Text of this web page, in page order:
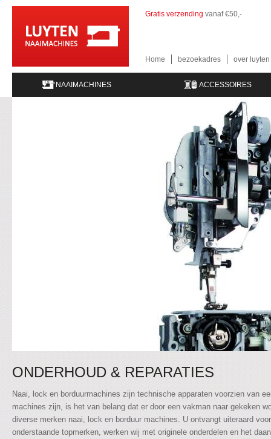
Gratis verzending vanaf €50,-
Home bezoekadres over
NAAIMACHINES ACCESSOIRES
ONDERHOUD & REPARATIES
Naai, lock en borduurmachines zijn technische apparaten voorzien van
machines zijn, is het van belang dat er door een vakman naar gekeken
diverse merken naai, lock en borduur machines. U ontvangt uiteraard
onderstaande topmerken, werken wij met originele onderdelen en het